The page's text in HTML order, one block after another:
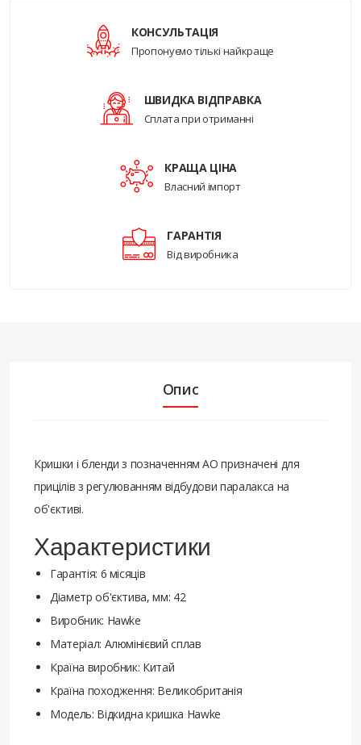
КОНСУЛЬТАЦІЯ
Пропонуємо тількі найкраще
ШВИДКА ВІДПРАВКА
Сплата при отриманні
КРАЩА ЦІНА
Власний імпорт
ГАРАНТІЯ
Від виробника
Опис
Кришки і бленди з позначенням АО призначені для
прицілів з регулюванням відбудови паралакса на
об'єктиві.
Характеристики
Гарантія: 6 місяців
Діаметр об'єктива, мм: 42
Виробник: Hawke
Матеріал: Алюмінієвий сплав
Країна виробник: Китай
Країна походження: Великобританія
Модель: Відкидна кришка Hawke